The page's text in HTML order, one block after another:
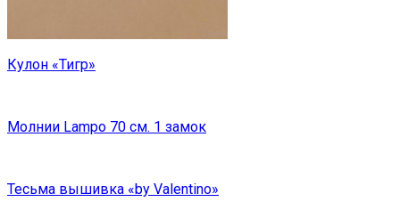
Кулон «Тигр»
Молнии Lampo 70 см. 1 замок
Тесьма вышивка «by Valentino»